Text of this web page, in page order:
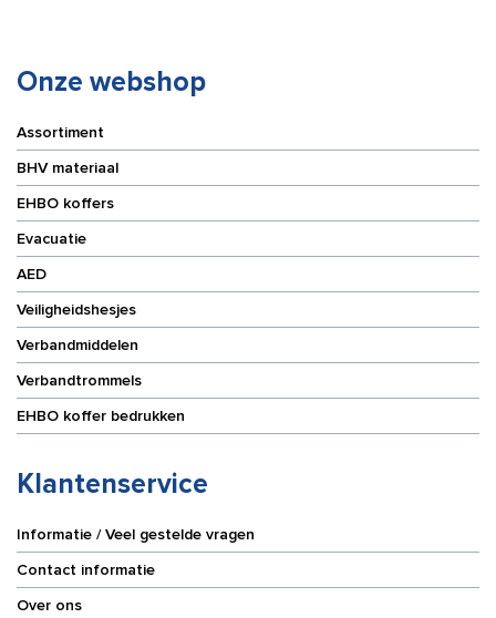
Onze webshop
Assortiment
BHV materiaal
EHBO koffers
Evacuatie
AED
Veiligheidshesjes
Verbandmiddelen
Verbandtrommels
EHBO koffer bedrukken
Klantenservice
Informatie / Veel gestelde vragen
Contact informatie
Over ons